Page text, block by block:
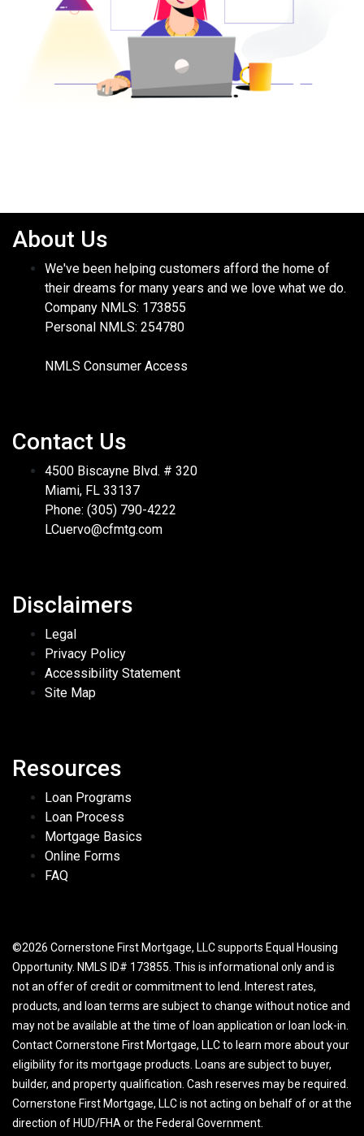
About Us
We've been helping customers afford the home of
their dreams for many years and we love what we do.
Company NMLS: 173855
Personal NMLS: 254780
NMLS Consumer Access
Contact Us
4500 Biscayne Blvd. # 320
Miami, FL 33137
Phone: (305) 790-4222
LCuervo@cfmtg.com
Disclaimers
Legal
Privacy Policy
Accessibility Statement
Site Map
Resources
Loan Programs
Loan Process
Mortgage Basics
Online Forms
FAQ
©2026 Cornerstone First Mortgage, LLC supports Equal Housing
Opportunity. NMLS ID# 173855. This is informational only and is
not an offer of credit or commitment to lend. Interest rates,
products, and loan terms are subject to change without notice and
may not be available at the time of loan application or loan lock-in.
Contact Cornerstone First Mortgage, LLC to learn more about your
eligibility for its mortgage products. Loans are subject to buyer,
builder, and property qualification. Cash reserves may be required.
Cornerstone First Mortgage, LLC is not acting on behalf of or at the
direction of HUD/FHA or the Federal Government.